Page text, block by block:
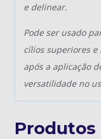
e delinear.
Pode ser usado
cílios superiores e
após a aplicação
versatilidade no
Produtos